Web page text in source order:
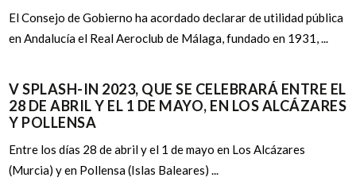
El Consejo de Gobierno ha acordado declarar de utilidad pública
en Andalucía el Real Aeroclub de Málaga, fundado en 1931, ...
V SPLASH-IN 2023, QUE SE CELEBRARÁ ENTRE EL
28 DE ABRIL Y EL 1 DE MAYO, EN LOS ALCÁZARES
Y POLLENSA
Entre los días 28 de abril y el 1 de mayo en Los Alcázares
(Murcia) y en Pollensa (Islas Baleares) ...